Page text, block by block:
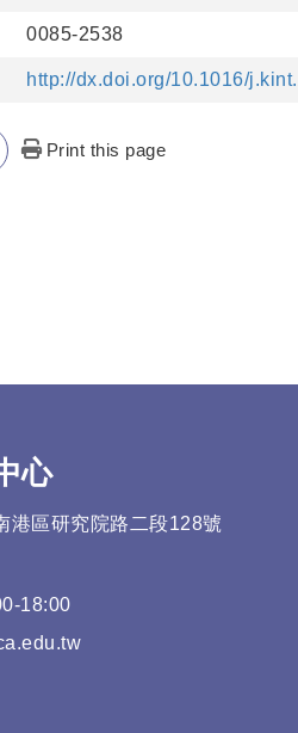
0085-2538
http://dx.doi.org/10.1016/
Print this page
心
區研究院路二段128號
18:00